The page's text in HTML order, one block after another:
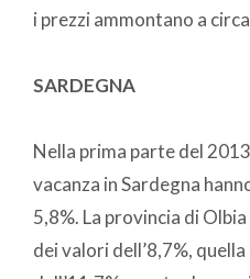
i prezzi ammontano a
SARDEGNA
Nella prima parte del
vacanza in Sardegna
5,8%. La provincia di
dei valori dell’8,7%,